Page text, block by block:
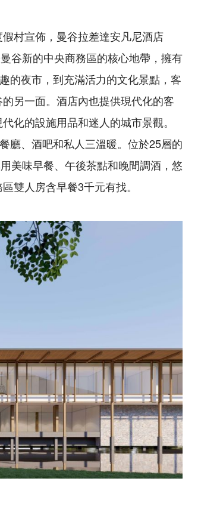
村宣佈，曼谷拉差達安凡尼酒店
谷新的中央商務區的核心地帶，擁有
的夜市，到充滿活力的文化景點，客
另一面。酒店內也提供現代化的客
化的設施用品和迷人的城市景觀。
廳、酒吧和私人三溫暖。位於25層的
美味早餐、午後茶點和晚間調酒，悠
雙人房含早餐3千元有找。